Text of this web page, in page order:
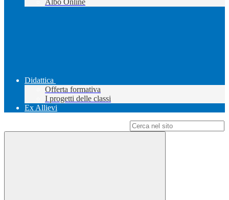
Albo Online
Didattica
Offerta formativa
I progetti delle classi
Ex Allievi